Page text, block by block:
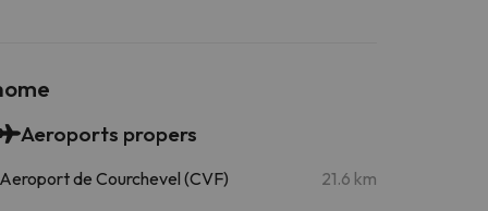
Aeroports propers
Aeroport de Courchevel (CVF) 21.6 km